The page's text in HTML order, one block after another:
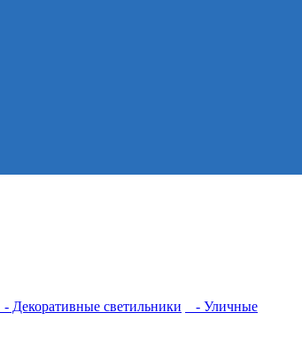
- Декоративные светильники
- Уличные